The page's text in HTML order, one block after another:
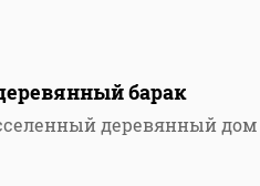
барак
деревянный дом